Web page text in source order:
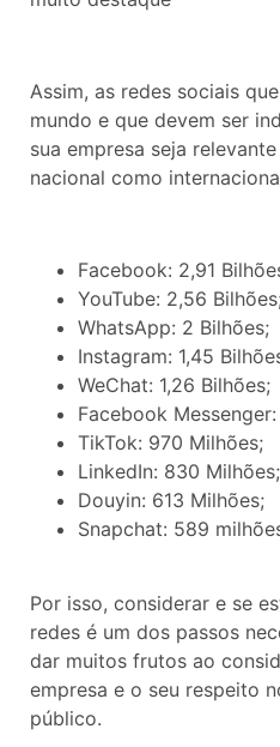
Assim, as redes sociais
mundo e que devem ser
sua empresa seja
nacional como
Facebook: 2,91
YouTube: 2,56
WhatsApp: 2 Bilhões;
Instagram: 1,45
WeChat: 1,26 Bilhões;
Facebook Messenger:
TikTok: 970 Milhões;
LinkedIn: 830 Milhões;
Douyin: 613 Milhões;
Snapchat: 589
Por isso, considerar e se
redes é um dos passos
dar muitos frutos ao
empresa e o seu respeito
público.